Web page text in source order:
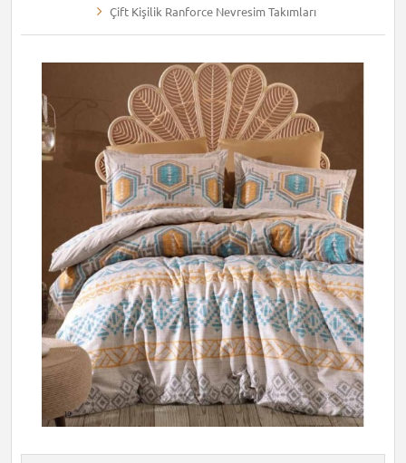
Çift Kişilik Ranforce Nevresim Takımları